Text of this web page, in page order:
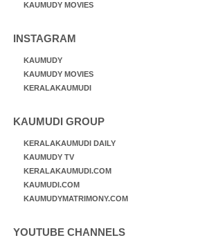
KAUMUDY MOVIES
INSTAGRAM
KAUMUDY
KAUMUDY MOVIES
KERALAKAUMUDI
KAUMUDI GROUP
KERALAKAUMUDI DAILY
KAUMUDY TV
KERALAKAUMUDI.COM
KAUMUDI.COM
KAUMUDYMATRIMONY.COM
YOUTUBE CHANNELS